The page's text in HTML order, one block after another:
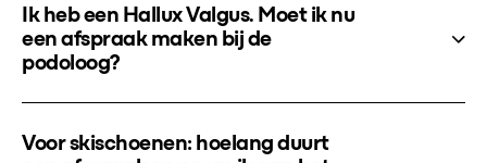
Ik heb een Hallux Valgus. Moet ik nu
een afspraak maken bij de
podoloog?
Voor skischoenen: hoelang duurt